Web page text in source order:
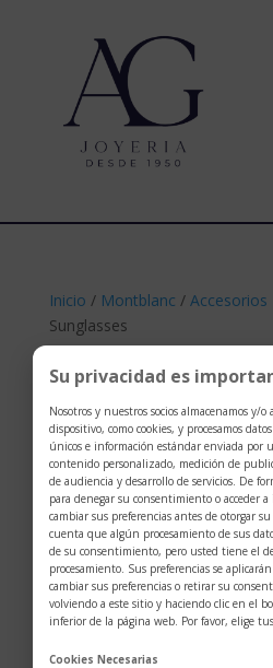
Inicio / Montblanc /
Sunglasses
Su privacidad es
Nosotros y nuestros socios almacenamos y/
dispositivo, como cookies, y procesamos
únicos e información estándar enviada por
contenido personalizado, medición de
de audiencia y desarrollo de servicios. De
para denegar su consentimiento o acceder
cambiar sus preferencias antes de otorgar
cuenta que algún procesamiento de sus
de su consentimiento, pero usted tiene el
procesamiento. Sus preferencias se
cambiar sus preferencias o retirar su
volviendo a este sitio y haciendo clic en el
inferior de la página web. Por favor, elige
Cookies Necesarias